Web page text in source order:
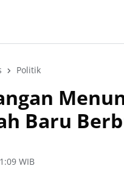
Politik
Baru
WIB